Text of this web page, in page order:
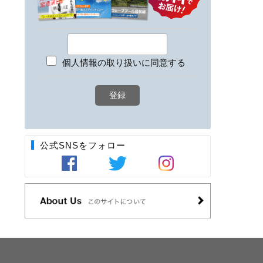
個人情報の取り扱いに同意する
公式SNSをフォロー